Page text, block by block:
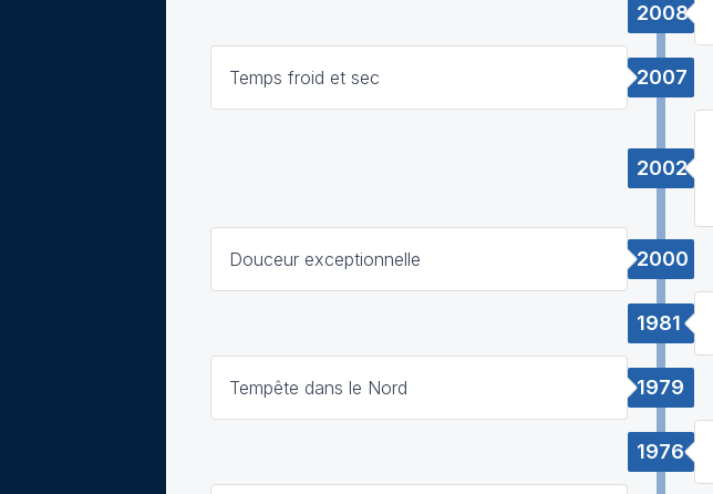
2008
2007
Temps froid et sec
2002
2000
Douceur exceptionnelle
1981
1979
Tempête dans le Nord
1976